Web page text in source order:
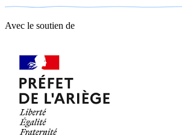
Avec le soutien de